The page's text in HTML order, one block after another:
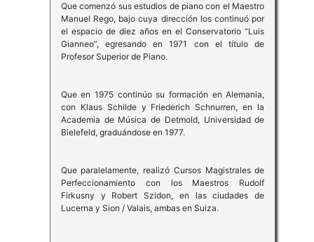
Que comenzó sus estudios de piano con el Maestro
Manuel Rego, bajo cuya dirección los continuó por
el espacio de diez años en el Conservatorio “Luis
Gianneo”, egresando en 1971 con el título de
Profesor Superior de Piano.
Que en 1975 continúo su formación en Alemania,
con Klaus Schilde y Friederich Schnurren, en la
Academia de Música de Detmold, Universidad de
Bielefeld, graduándose en 1977.
Que paralelamente, realizó Cursos Magistrales de
Perfeccionamiento con los Maestros Rudolf
Firkusny y Robert Szidon, en las ciudades de
Lucerna y Sion / Valais, ambas en Suiza.